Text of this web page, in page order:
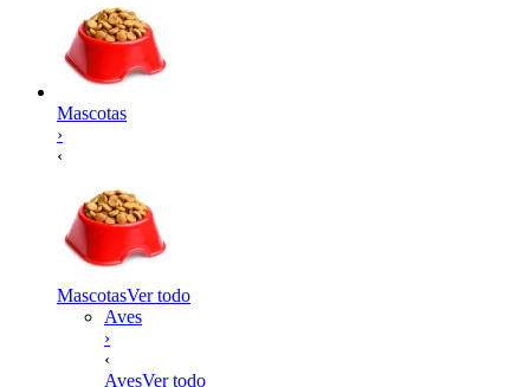
Mascotas
›
‹
MascotasVer todo
Aves
›
‹
AvesVer todo